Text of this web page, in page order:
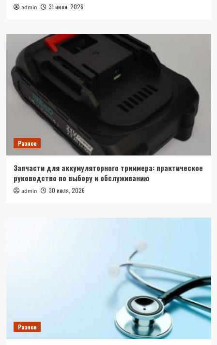
admin 31 июля, 2026
Разное
Запчасти для аккумуляторного триммера: практическое
руководство по выбору и обслуживанию
admin 30 июля, 2026
Разное